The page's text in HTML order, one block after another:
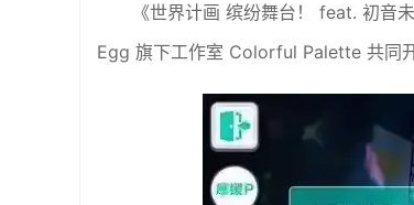
《世界计画 缤纷舞台！ feat. 初音
Egg 旗下工作室 Colorful Palette 共同